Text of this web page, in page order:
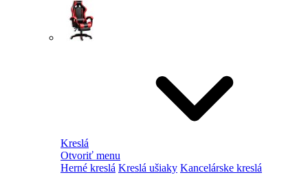
Kreslá
Otvoriť menu
Herné kreslá Kreslá ušiaky Kancelárske kreslá